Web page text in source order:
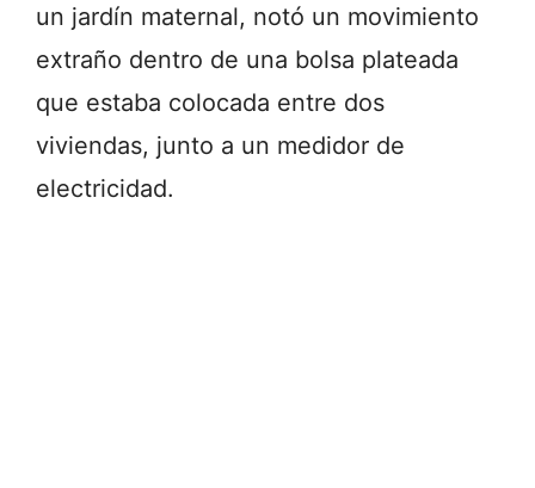
un jardín maternal, notó un movimiento
extraño dentro de una bolsa plateada
que estaba colocada entre dos
viviendas, junto a un medidor de
electricidad.